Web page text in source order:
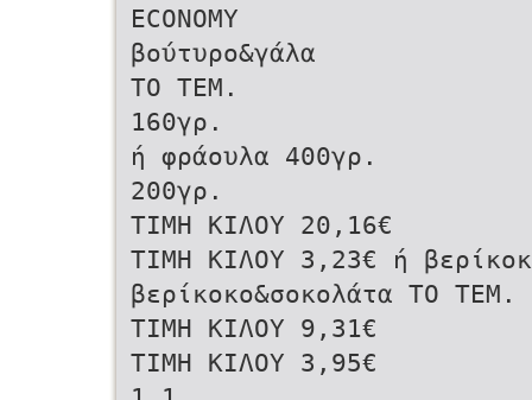
ECONOMY
βούτυρο&γάλα
ΤΟ ΤΕΜ.
160γρ.
ή φράουλα 400γρ.
200γρ.
ΤΙΜΗ ΚΙΛΟΥ 20,16€
ΤΙΜΗ ΚΙΛΟΥ 3,23€ ή
βερίκοκο&σοκολάτα ΤΟ
ΤΙΜΗ ΚΙΛΟΥ 9,31€
ΤΙΜΗ ΚΙΛΟΥ 3,95€